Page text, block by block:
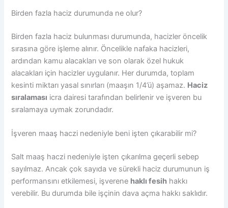
Birden fazla haciz durumunda ne olur?
Birden fazla haciz bulunması durumunda, hacizler öncelik
sırasına göre işleme alınır. Öncelikle nafaka hacizleri,
ardından kamu alacakları ve son olarak özel hukuk
alacakları için hacizler uygulanır. Her durumda, toplam
kesinti miktarı yasal sınırları (maaşın 1/4’ü) aşamaz. Haciz
sıralaması icra dairesi tarafından belirlenir ve işveren bu
sıralamaya uymak zorundadır.
İşveren maaş haczi nedeniyle beni işten çıkarabilir mi?
Salt maaş haczi nedeniyle işten çıkarılma geçerli sebep
sayılmaz. Ancak çok sayıda ve sürekli haciz durumunun iş
performansını etkilemesi, işverene haklı fesih hakkı
verebilir. Bu durumda bile işçinin dava açma hakkı saklıdır.